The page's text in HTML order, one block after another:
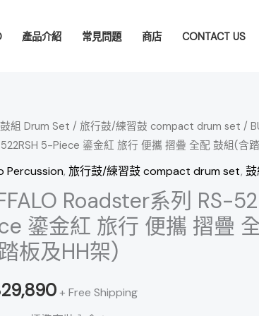
產品介紹 常見問題 商店 CONTACT US
鼓組 Drum Set / 旅行鼓/練習鼓 compact drum set /
5-Piece 鎏金紅 旅行 便攜 摺疊 全配 鼓組(含
Percussion, 旅行鼓/練習鼓 compact drum set,
Roadster系列 RS-
鎏金紅 旅行 便攜 摺疊
板及HH架)
29,890+ Free Shipping